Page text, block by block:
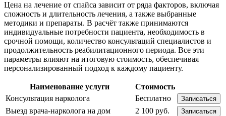
Цена на лечение от спайса зависит от ряда факторов, включая
сложность и длительность лечения, а также выбранные
методики и препараты. В расчёт также принимаются
индивидуальные потребности пациента, необходимость в
срочной помощи, количество консультаций специалистов и
продолжительность реабилитационного периода. Все эти
параметры влияют на итоговую стоимость, обеспечивая
персонализированный подход к каждому пациенту.
Наименование услуги
Стоимость
Консультация нарколога
Бесплатно Записаться
Выезд врача-нарколога на дом 2 100 руб. Записаться